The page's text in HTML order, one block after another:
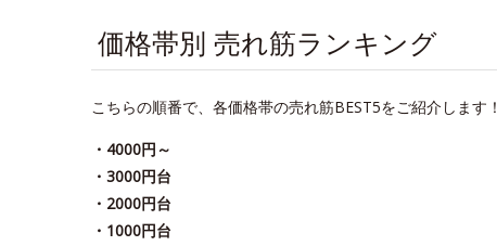
価格帯別 売れ筋ランキング
こちらの順番で、各価格帯の売れ筋BEST5をご紹介します！
・4000円～
・3000円台
・2000円台
・1000円台